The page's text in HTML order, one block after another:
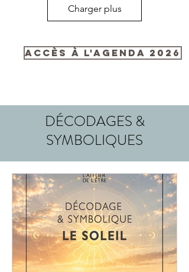
Charger plus
Accès à l'agenda 2026
DÉCODAGES &
SYMBOLIQUES